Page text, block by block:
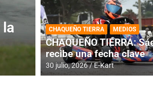
DESTACADA INFORME CENTRAL
RMC BUENOS
histórica en
4 agosto, 2026 E-Kart
CHAQUEÑO TIERRA MEDIOS
CHAQUEÑO TIERRA:
recibe una fecha clave
30 julio, 2026 E-Kart